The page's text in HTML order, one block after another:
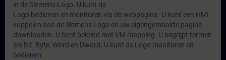
in de Siemens Logo. U kunt de
Logo bedienen en monitoren via de webpagina. U kunt een HMI
koppelen aan de Siemens Logo en uw eigengemaakte pagina
downloaden. U bent bekend met VM mapping. U begrijpt termen
als Bit, Byte, Word en Dword. U kunt de Logo monitoren en
bedienen